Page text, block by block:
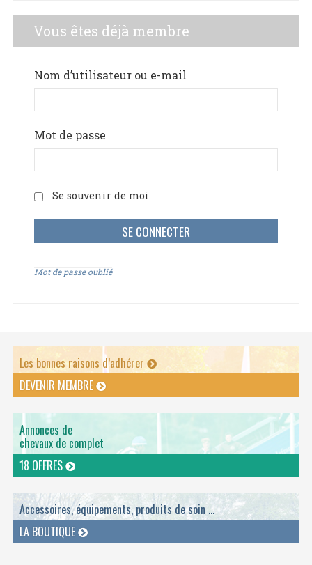
Vous êtes déjà membre
Nom d’utilisateur ou e-mail
Mot de passe
Se souvenir de moi
Mot de passe oublié
Les bonnes raisons d’adhérer
DEVENIR MEMBRE
Annonces de
chevaux de complet
18 OFFRES
Accessoires, équipements, produits de soin ...
LA BOUTIQUE